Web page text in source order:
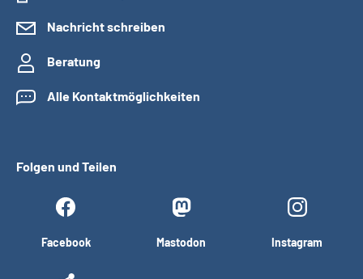
Nachricht schreiben
Beratung
Alle Kontaktmöglichkeiten
Folgen und Teilen
Facebook Mastodon Instagram